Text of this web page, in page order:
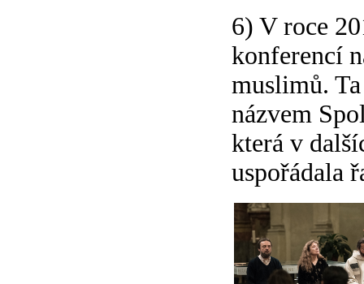
6) V roce
konferencí
muslimů.
názvem
která v
uspořádala